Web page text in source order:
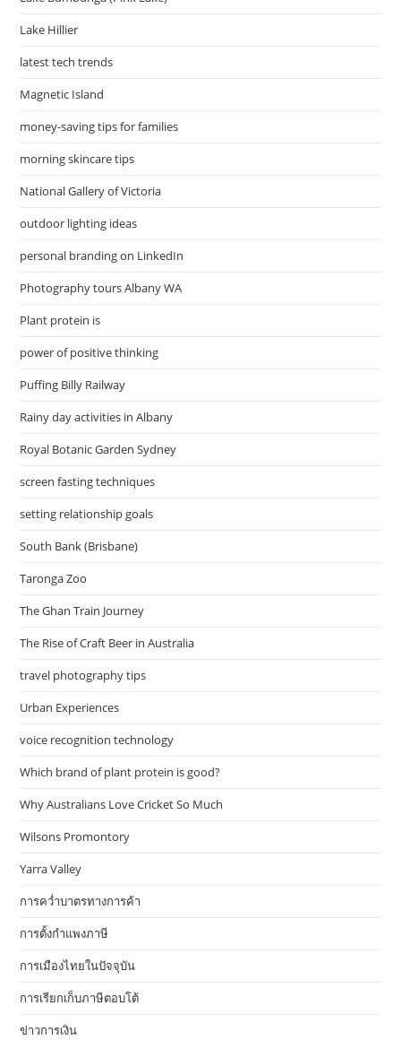
Lake Hillier
latest tech trends
Magnetic Island
money-saving tips for families
morning skincare tips
National Gallery of Victoria
outdoor lighting ideas
personal branding on LinkedIn
Photography tours Albany WA
Plant protein is
power of positive thinking
Puffing Billy Railway
Rainy day activities in Albany
Royal Botanic Garden Sydney
screen fasting techniques
setting relationship goals
South Bank (Brisbane)
Taronga Zoo
The Ghan Train Journey
The Rise of Craft Beer in Australia
travel photography tips
Urban Experiences
voice recognition technology
Which brand of plant protein is good?
Why Australians Love Cricket So Much
Wilsons Promontory
Yarra Valley
การคว่ำบาตรทางการค้า
การตั้งกำแพงภาษี
การเมืองไทยในปัจจุบัน
การเรียกเก็บภาษีตอบโต้
ข่าวการเงิน